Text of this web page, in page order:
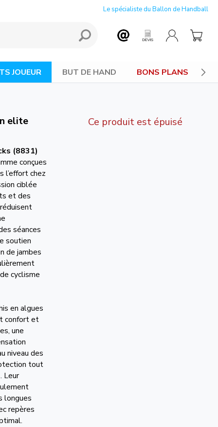
Le spécialiste du Ballon de Handball
JOUEUR BUT DE HAND BONS PLANS
Ce produit est épuisé
elite
(8831)
conçues
l’effort chez
ciblée
et des
séances
soutien
de jambes
cyclisme
en algues
confort et
une
niveau des
tout
Leur
longues
repères